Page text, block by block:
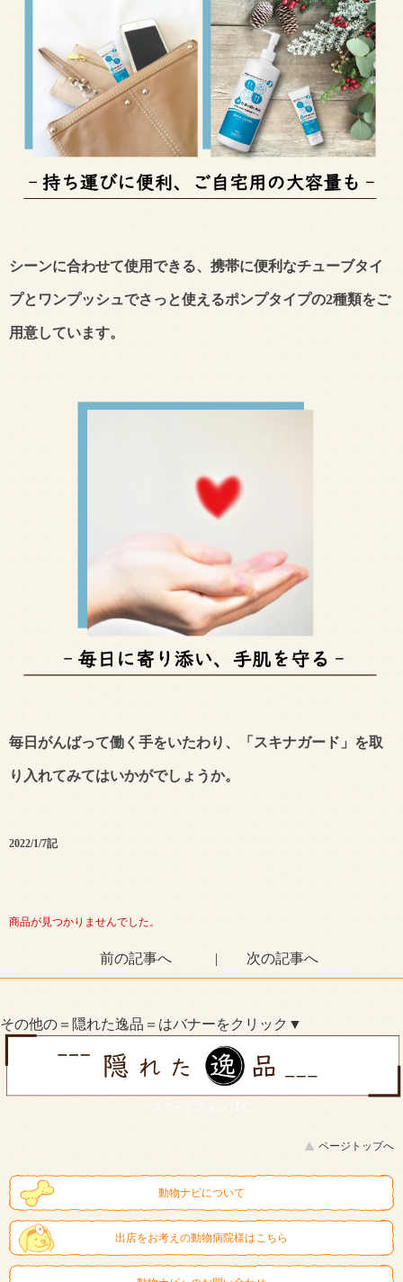
シーンに合わせて使用できる、携帯に便利なチューブタイ
プとワンプッシュでさっと使えるポンプタイプの2種類をご
用意しています。
毎日がんばって働く手をいたわり、「スキナガード」を取
り入れてみてはいかがでしょうか。
2022/1/7記
商品が見つかりませんでした。
前の記事へ| 次の記事へ
その他の＝隠れた逸品＝はバナーをクリック▼
スマートフォン | PC
ページトップへ
動物ナビについて
出店をお考えの動物病院様はこちら